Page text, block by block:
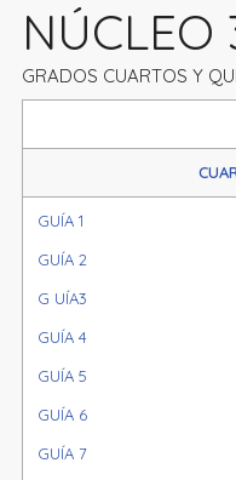
NÚCLEO
GRADOS CUARTOS Y
GUÍA 1
GUÍA 2
G UÍA3
GUÍA 4
GUÍA 5
GUÍA 6
GUÍA 7